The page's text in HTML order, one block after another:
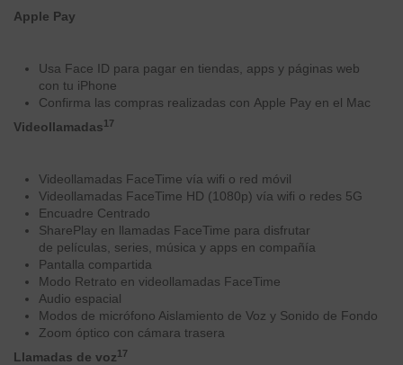
Apple Pay
Usa Face ID para pagar en tiendas, apps y páginas web
con tu iPhone
Confirma las compras realizadas con Apple Pay en el Mac
Videollamadas17
Videollamadas FaceTime vía wifi o red móvil
Videollamadas FaceTime HD (1080p) vía wifi o redes 5G
Encuadre Centrado
SharePlay en llamadas FaceTime para disfrutar
de películas, series, música y apps en compañía
Pantalla compartida
Modo Retrato en videollamadas FaceTime
Audio espacial
Modos de micrófono Aislamiento de Voz y Sonido de Fondo
Zoom óptico con cámara trasera
Llamadas de voz17